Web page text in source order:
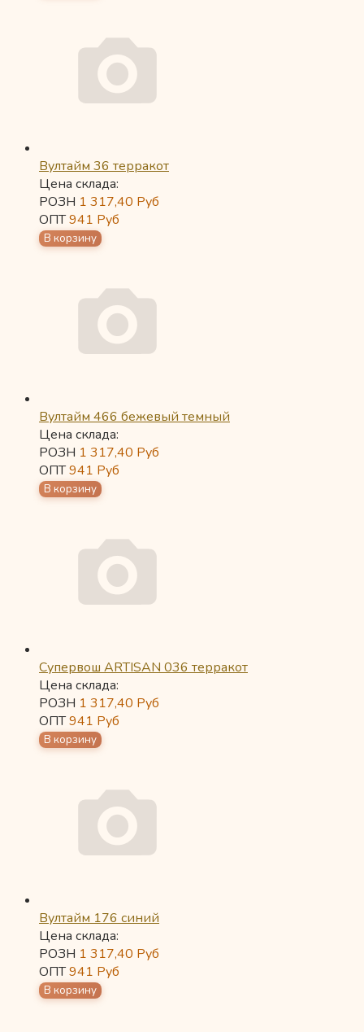
Вултайм 36 терракот
Цена склада:
РОЗН 1 317,40 Руб
ОПТ941 Руб
Вултайм 466 бежевый темный
Цена склада:
РОЗН 1 317,40 Руб
ОПТ941 Руб
Супервош ARTISAN 036 терракот
Цена склада:
РОЗН 1 317,40 Руб
ОПТ941 Руб
Вултайм 176 синий
Цена склада:
РОЗН 1 317,40 Руб
ОПТ941 Руб